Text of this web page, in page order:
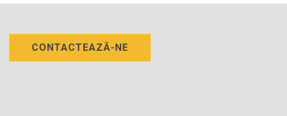
CONTACTEAZĂ-NE